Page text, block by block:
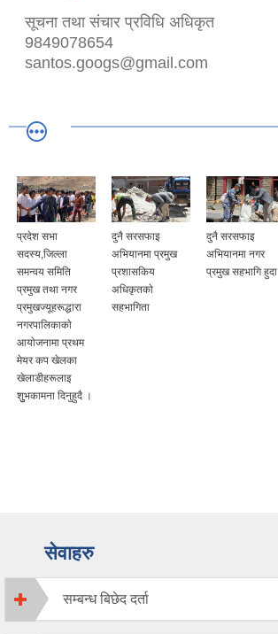
सूचना तथा संचार प्रविधि अधिकृत
9849078654
santos.googs@gmail.com
प्रदेश सभा
सदस्य,जिल्ला
समन्वय समिति
प्रमुख तथा नगर
प्रमुखज्यूहरूद्धारा
नगरपालिकाकाे
आयाेजनामा प्रथम
मेयर कप खेलका
खेलाडीहरूलाइ
शुुभकामना दिनुहुदै ।
दुनै सरसफाइ
अभियानमा प्रमुख
प्रशासकिय
अधिकृतकाे
सहभागिता
दुनै सरसफाइ
अभियानमा नगर
प्रमुख सहभागि हुदा
सेवाहरु
सम्बन्ध बिछेद दर्ता